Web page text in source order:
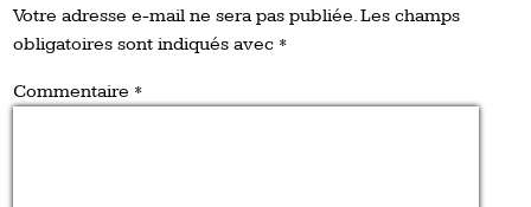
Votre adresse e-mail ne sera pas publiée.Les champs
obligatoires sont indiqués avec *
Commentaire *